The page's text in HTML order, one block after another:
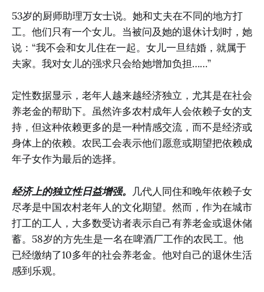
53岁的厨师助理万女士说。她和丈夫在不同的地方打
工。他们只有一个女儿。当被问及她的退休计划时，她
说：“我不会和女儿住在一起。女儿一旦结婚，就属于
夫家。我对女儿的强求只会给她增加负担……”
定性数据显示，老年人越来越经济独立，尤其是在社会
养老金的帮助下。虽然许多农村成年人会依赖子女的支
持，但这种依赖更多的是一种情感交流，而不是经济或
身体上的依赖。农民工会表示他们愿意或期望把依赖成
年子女作为最后的选择。
经济上的独立性日益增强。 几代人同住和晚年依赖子女
尽孝是中国农村老年人的文化期望。然而，作为在城市
打工的工人，大多数受访者表示自己有养老金或退休储
蓄。58岁的方先生是一名在啤酒厂工作的农民工。他
已经缴纳了10多年的社会养老金。他对自己的退休生活
感到乐观。